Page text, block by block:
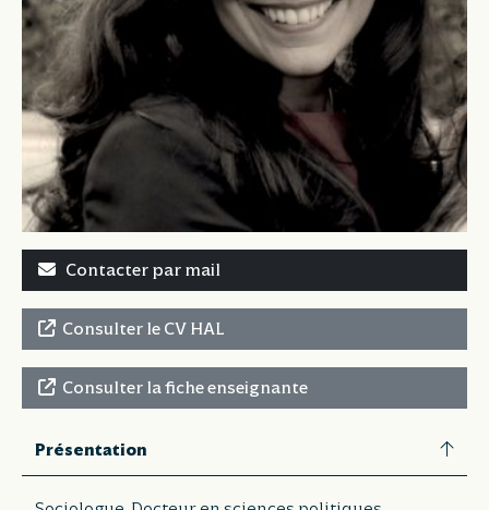
Contacter par mail
Consulter le CV HAL
Consulter la fiche enseignante
Présentation